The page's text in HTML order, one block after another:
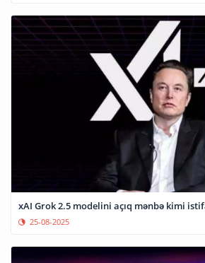
xAI Grok 2.5 modelini açıq mənbə kimi
25-08-2025